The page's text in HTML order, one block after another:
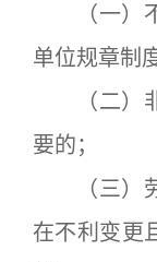
（一）不
单位规章制
（二）非
要的；
（三）劳
在不利变更